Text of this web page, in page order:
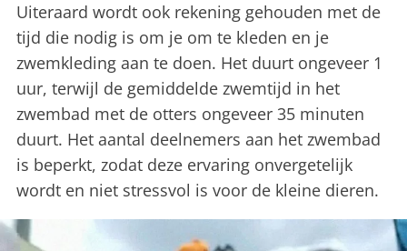
Uiteraard wordt ook rekening gehouden met de
tijd die nodig is om je om te kleden en je
zwemkleding aan te doen. Het duurt ongeveer 1
uur, terwijl de gemiddelde zwemtijd in het
zwembad met de otters ongeveer 35 minuten
duurt. Het aantal deelnemers aan het zwembad
is beperkt, zodat deze ervaring onvergetelijk
wordt en niet stressvol is voor de kleine dieren.